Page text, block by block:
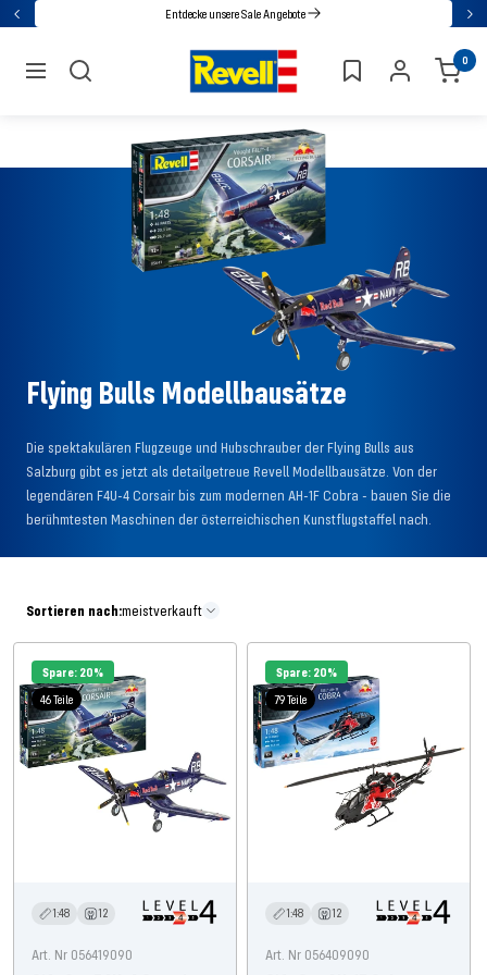
Direkt
Inhalt
Zurück Entdecke unsere Sale Angebote
Navigation
Revell 0
Flying Bulls Modellbausätze
Die spektakulären Flugzeuge und Hubschrauber der Flying Bulls aus
Salzburg gibt es jetzt als detailgetreue Revell Modellbausätze. Von der
legendären F4U-4 Corsair bis zum modernen AH-1F Cobra - bauen Sie die
berühmtesten Maschinen der österreichischen Kunstflugstaffel nach.
Sortieren nach:meistverkauft
Spare: 20%
46 Teile
1:48 12
Art. Nr 056419090
Spare: 20%
79 Teile
1:48 12
Art. Nr 056409090